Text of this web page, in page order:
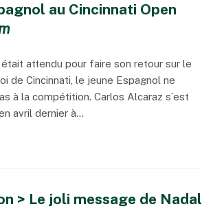
au Cincinnati Open
attendu pour faire son retour sur le
de Cincinnati, le jeune Espagnol ne
à la compétition. Carlos Alcaraz s´est
avril dernier à…
> Le joli message de Nadal